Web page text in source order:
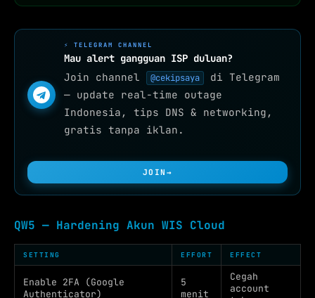
⚡ TELEGRAM CHANNEL
Mau alert gangguan ISP duluan?
Join channel @cekipsaya
di Telegram
— update real-time outage
Indonesia, tips DNS & networking,
gratis tanpa iklan.
JOIN →
QW5 — Hardening Akun WIS Cloud
SETTING EFFORT EFFECT
Enable 2FA (Google
Authenticator)
5
menit
Cegah
account